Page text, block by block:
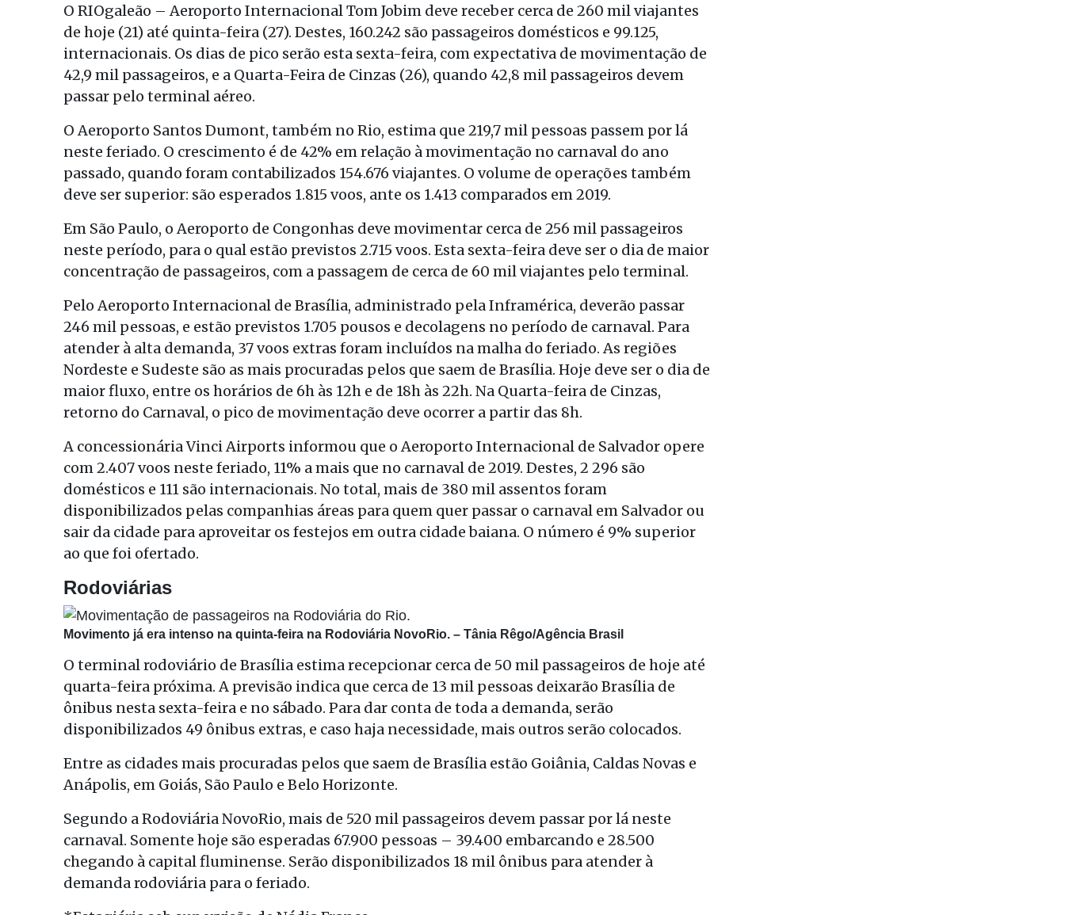
O RIOgaleão – Aeroporto Internacional Tom Jobim deve receber cerca de 260 mil viajantes
de hoje (21) até quinta-feira (27). Destes, 160.242 são passageiros domésticos e 99.125,
internacionais. Os dias de pico serão esta sexta-feira, com expectativa de movimentação de
42,9 mil passageiros, e a Quarta-Feira de Cinzas (26), quando 42,8 mil passageiros devem
passar pelo terminal aéreo.
O Aeroporto Santos Dumont, também no Rio, estima que 219,7 mil pessoas passem por lá
neste feriado. O crescimento é de 42% em relação à movimentação no carnaval do ano
passado, quando foram contabilizados 154.676 viajantes. O volume de operações também
deve ser superior: são esperados 1.815 voos, ante os 1.413 comparados em 2019.
Em São Paulo, o Aeroporto de Congonhas deve movimentar cerca de 256 mil passageiros
neste período, para o qual estão previstos 2.715 voos. Esta sexta-feira deve ser o dia de maior
concentração de passageiros, com a passagem de cerca de 60 mil viajantes pelo terminal.
Pelo Aeroporto Internacional de Brasília, administrado pela Inframérica, deverão passar
246 mil pessoas, e estão previstos 1.705 pousos e decolagens no período de carnaval. Para
atender à alta demanda, 37 voos extras foram incluídos na malha do feriado. As regiões
Nordeste e Sudeste são as mais procuradas pelos que saem de Brasília. Hoje deve ser o dia de
maior fluxo, entre os horários de 6h às 12h e de 18h às 22h. Na Quarta-feira de Cinzas,
retorno do Carnaval, o pico de movimentação deve ocorrer a partir das 8h.
A concessionária Vinci Airports informou que o Aeroporto Internacional de Salvador opere
com 2.407 voos neste feriado, 11% a mais que no carnaval de 2019. Destes, 2 296 são
domésticos e 111 são internacionais. No total, mais de 380 mil assentos foram
disponibilizados pelas companhias áreas para quem quer passar o carnaval em Salvador ou
sair da cidade para aproveitar os festejos em outra cidade baiana. O número é 9% superior
ao que foi ofertado.
Rodoviárias
Movimento já era intenso na quinta-feira na Rodoviária NovoRio. – Tânia Rêgo/Agência Brasil
O terminal rodoviário de Brasília estima recepcionar cerca de 50 mil passageiros de hoje até
quarta-feira próxima. A previsão indica que cerca de 13 mil pessoas deixarão Brasília de
ônibus nesta sexta-feira e no sábado. Para dar conta de toda a demanda, serão
disponibilizados 49 ônibus extras, e caso haja necessidade, mais outros serão colocados.
Entre as cidades mais procuradas pelos que saem de Brasília estão Goiânia, Caldas Novas e
Anápolis, em Goiás, São Paulo e Belo Horizonte.
Segundo a Rodoviária NovoRio, mais de 520 mil passageiros devem passar por lá neste
carnaval. Somente hoje são esperadas 67.900 pessoas – 39.400 embarcando e 28.500
chegando à capital fluminense. Serão disponibilizados 18 mil ônibus para atender à
demanda rodoviária para o feriado.